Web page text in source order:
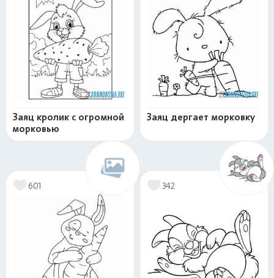
Заяц кролик с огромной
морковью
Заяц дергает морковку
601 342